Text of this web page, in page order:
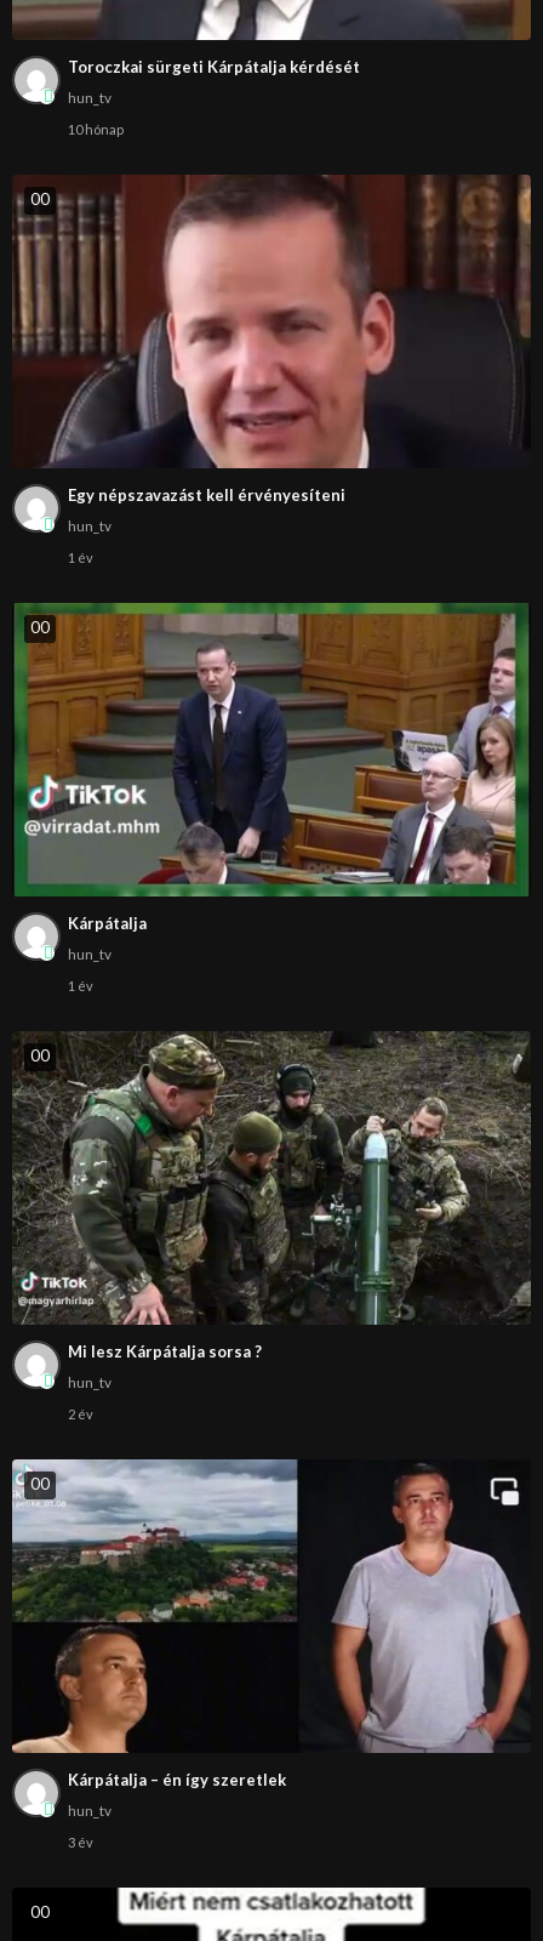
Toroczkai sürgeti Kárpátalja kérdését
hun_tv
10 hónap
00
Egy népszavazást kell érvényesíteni
hun_tv
1 év
00
Kárpátalja
hun_tv
1 év
00
Mi lesz Kárpátalja sorsa ?
hun_tv
2 év
00
Kárpátalja – én így szeretlek
hun_tv
3 év
00